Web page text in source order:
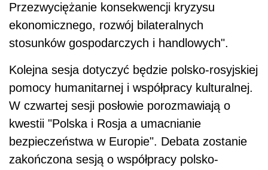
Przezwyciężanie konsekwencji kryzysu
ekonomicznego, rozwój bilateralnych
stosunków gospodarczych i handlowych".
Kolejna sesja dotyczyć będzie polsko-rosyjskiej
pomocy humanitarnej i współpracy kulturalnej.
W czwartej sesji posłowie porozmawiają o
kwestii "Polska i Rosja a umacnianie
bezpieczeństwa w Europie". Debata zostanie
zakończona sesją o współpracy polsko-